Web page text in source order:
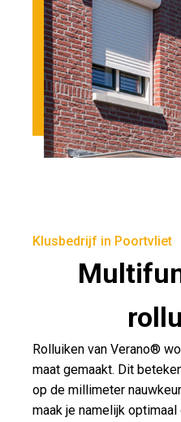
Klusbedrijf in Poortvliet
Rolluiken van Verano®
maat gemaakt. Dit
op de millimeter
maak je namelijk